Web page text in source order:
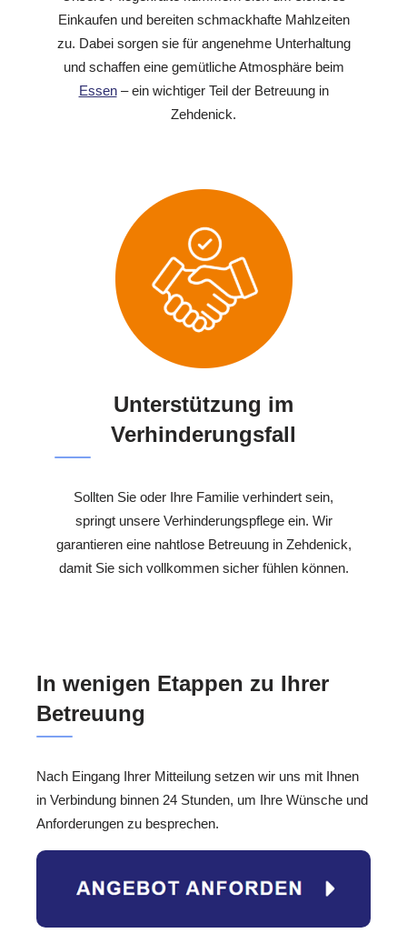
Einkaufen und bereiten schmackhafte Mahlzeiten
zu. Dabei sorgen sie für angenehme Unterhaltung
und schaffen eine gemütliche Atmosphäre beim
Essen– ein wichtiger Teil der Betreuung in
Zehdenick.
Unterstützung im
Verhinderungsfall
Sollten Sie oder Ihre Familie verhindert sein,
springt unsere Verhinderungspflege ein. Wir
garantieren eine nahtlose Betreuung in Zehdenick,
damit Sie sich vollkommen sicher fühlen können.
In wenigen Etappen zu Ihrer
Betreuung
Nach Eingang Ihrer Mitteilung setzen wir uns mit Ihnen
in Verbindung binnen 24 Stunden, um Ihre Wünsche und
Anforderungen zu besprechen.